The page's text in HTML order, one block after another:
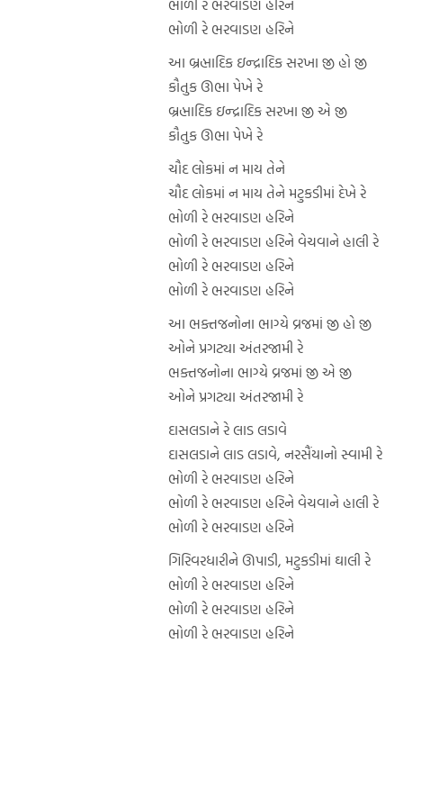
ભોળી રે ભરવાડણ હરિને
આ બ્રહ્માદિક ઇન્દ્રાદિક સરખા જી હો જી
કૌતુક ઊભા પેખે રે
બ્રહ્માદિક ઇન્દ્રાદિક સરખા જી એ જી
કૌતુક ઊભા પેખે રે
ચૌદ લોકમાં ન માય તેને
ચૌદ લોકમાં ન માય તેને મટુકડીમાં દેખે રે
ભોળી રે ભરવાડણ હરિને
ભોળી રે ભરવાડણ હરિને વેચવાને હાલી રે
ભોળી રે ભરવાડણ હરિને
ભોળી રે ભરવાડણ હરિને
આ ભક્તજનોના ભાગ્યે વ્રજમાં જી હો જી
ઓને પ્રગટ્યા અંતરજામી રે
ભક્તજનોના ભાગ્યે વ્રજમાં જી એ જી
ઓને પ્રગટ્યા અંતરજામી રે
દાસલડાને રે લાડ લડાવે
દાસલડાને લાડ લડાવે, નરસૈંયાનો સ્વામી રે
ભોળી રે ભરવાડણ હરિને
ભોળી રે ભરવાડણ હરિને વેચવાને હાલી રે
ભોળી રે ભરવાડણ હરિને
ગિરિવરધારીને ઊપાડી, મટુકડીમાં ઘાલી રે
ભોળી રે ભરવાડણ હરિને
ભોળી રે ભરવાડણ હરિને
ભોળી રે ભરવાડણ હરિને